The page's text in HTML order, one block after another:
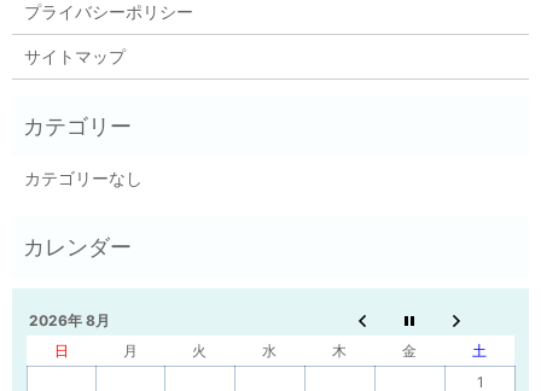
プライバシーポリシー
サイトマップ
カテゴリーなし
2026年 8月
日
月 火 水 木 金
土
1